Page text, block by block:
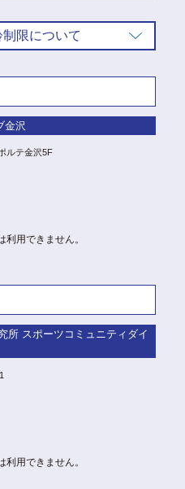
限について
金沢
ルテ金沢5F
用できません。
所 スポーツコミュニティダイ
用できません。